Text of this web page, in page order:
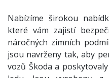
Nabízíme širokou
které vám zajistí
náročných zimních
jsou navrženy tak, aby
vozů Škoda a